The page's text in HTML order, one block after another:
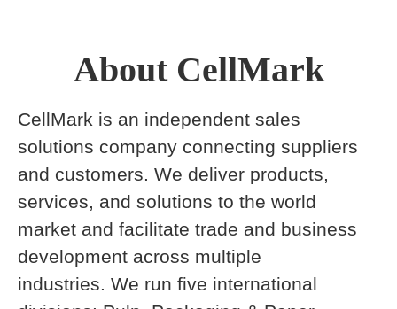
About CellMark
CellMark is an independent sales
solutions company connecting suppliers
and customers. We deliver products,
services, and solutions to the world
market and facilitate trade and business
development across multiple
industries. We run five international